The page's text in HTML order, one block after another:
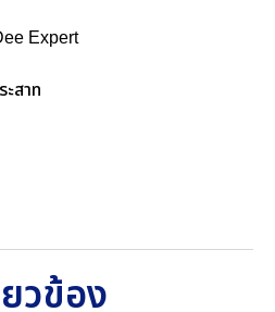
Expert
สาท
วข้อง